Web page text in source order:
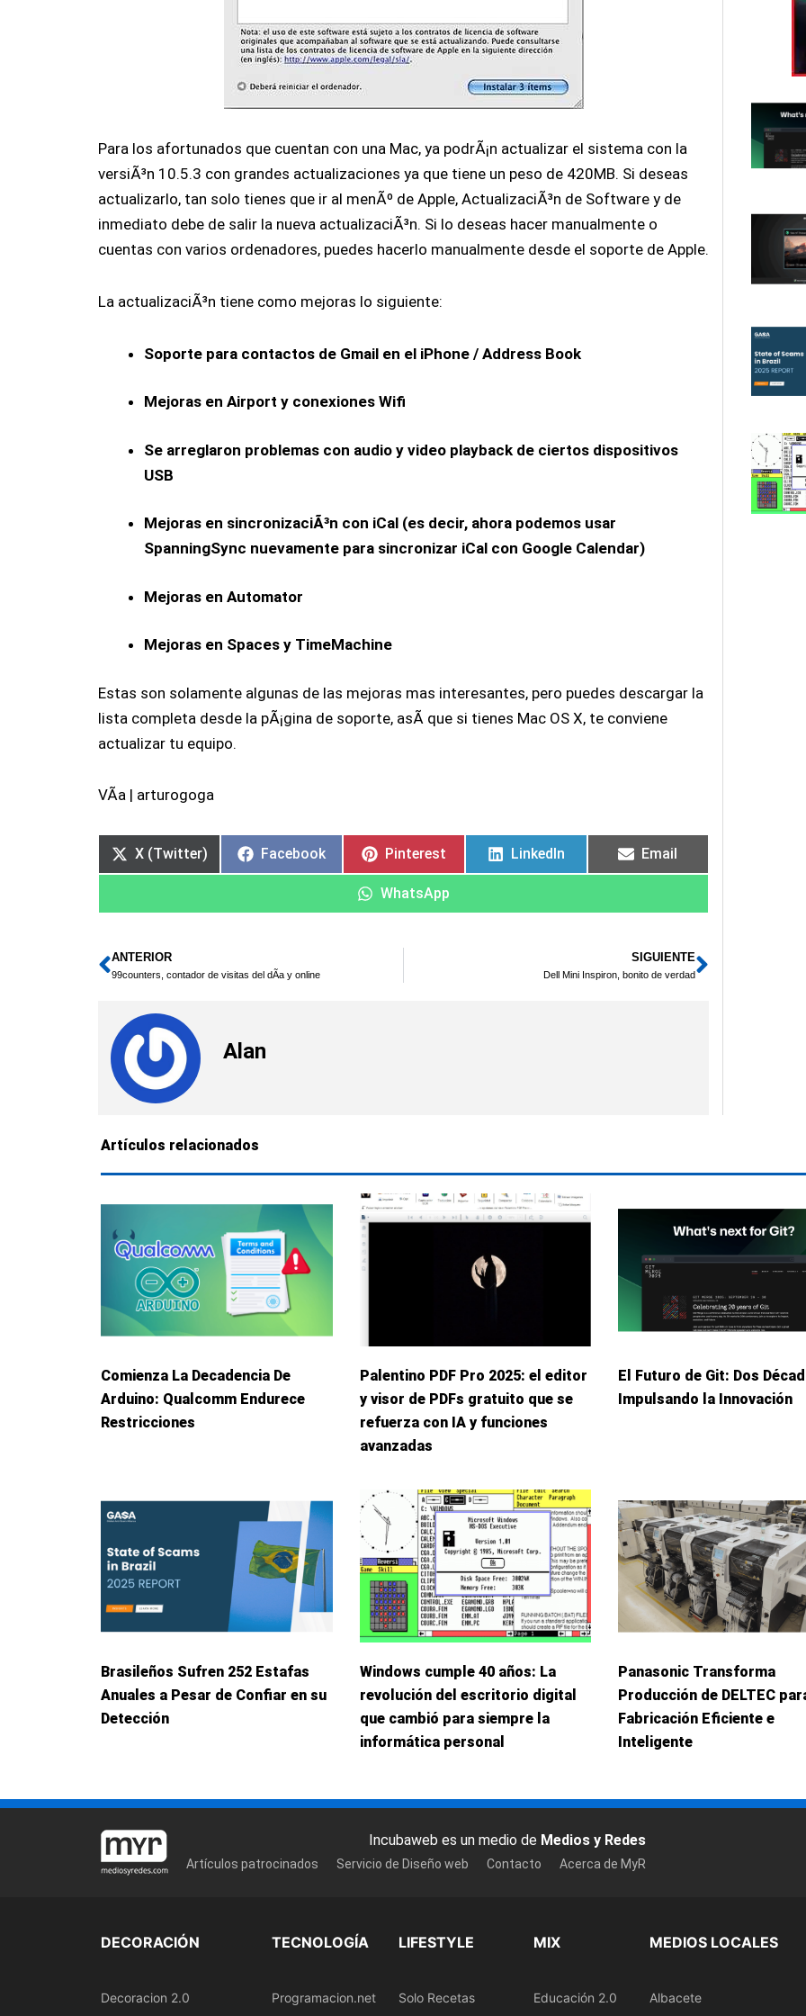
Para los afortunados que cuentan con una Mac, ya podrÃ¡n actualizar el sistema con la
versiÃ³n 10.5.3 con grandes actualizaciones ya que tiene un peso de 420MB. Si deseas
actualizarlo, tan solo tienes que ir al menÃº de Apple, ActualizaciÃ³n de Software y de
inmediato debe de salir la nueva actualizaciÃ³n. Si lo deseas hacer manualmente o
cuentas con varios ordenadores, puedes hacerlo manualmente desde el soporte de Apple.
La actualizaciÃ³n tiene como mejoras lo siguiente:
Soporte para contactos de Gmail en el iPhone / Address Book
Mejoras en Airport y conexiones Wifi
Se arreglaron problemas con audio y video playback de ciertos dispositivos
USB
Mejoras en sincronizaciÃ³n con iCal (es decir, ahora podemos usar
SpanningSync nuevamente para sincronizar iCal con Google Calendar)
Mejoras en Automator
Mejoras en Spaces y TimeMachine
Estas son solamente algunas de las mejoras mas interesantes, pero puedes descargar la
lista completa desde la pÃ¡gina de soporte, asÃ­ que si tienes Mac OS X, te conviene
actualizar tu equipo.
VÃ­a | arturogoga
X (Twitter) Facebook Pinterest LinkedIn Email
WhatsApp
Ant
ANTERIOR
99counters, contador de visitas del dÃ­a y online
SIGUIENTE
Dell Mini Inspiron, bonito de verdad
Alan
Artículos relacionados
Comienza La Decadencia De
Arduino: Qualcomm Endurece
Restricciones
Palentino PDF Pro 2025: el editor
y visor de PDFs gratuito que se
refuerza con IA y funciones
avanzadas
El Futuro de Git: Dos
Impulsando la Innovación
Brasileños Sufren 252 Estafas
Anuales a Pesar de Confiar en su
Detección
Windows cumple 40 años: La
revolución del escritorio digital
que cambió para siempre la
informática personal
Panasonic Transforma
Producción de DELTEC
Fabricación Eficiente e
Inteligente
Incubaweb es un medio de Medios y Redes
Artículos patrocinados Servicio de Diseño web Contacto Acerca de MyR
DECORACIÓN
Decoracion 2.0
TECNOLOGÍA
Programacion.net
LIFESTYLE
Solo Recetas
MIX
Educación 2.0
MEDIOS LOCALES
Albacete